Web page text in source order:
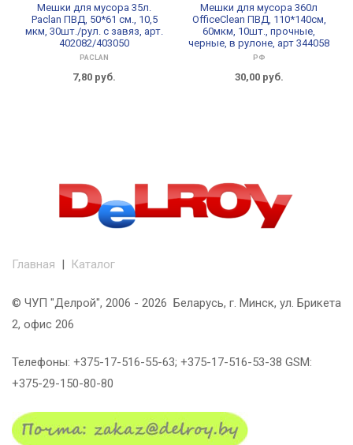
Мешки для мусора 35л.
Paclan ПВД, 50*61 см., 10,5
мкм, 30шт./рул. с завяз, арт.
402082/403050
PACLAN
7,80 руб.
Мешки для мусора 360л
OfficeClean ПВД, 110*140см,
60мкм, 10шт., прочные,
черные, в рулоне, арт 344058
РФ
30,00 руб.
Главная | Каталог
© ЧУП "Делрой", 2006 - 2026 Беларусь, г. Минск, ул. Брикета
2, офис 206
Телефоны: +375-17-516-55-63; +375-17-516-53-38 GSM:
+375-29-150-80-80